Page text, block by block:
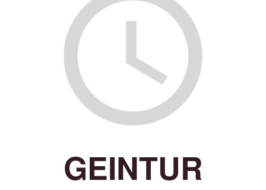
GEINTUR